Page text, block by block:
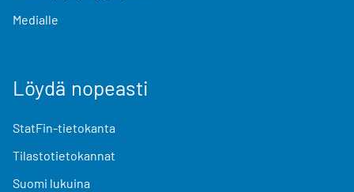
Medialle
Löydä nopeasti
StatFin-tietokanta
Tilastotietokannat
Suomi lukuina